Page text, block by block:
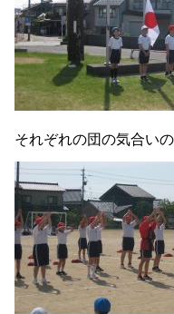
それぞれの団の気合い